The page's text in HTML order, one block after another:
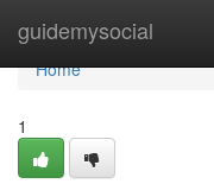
guidemysocial
Home
Home
1